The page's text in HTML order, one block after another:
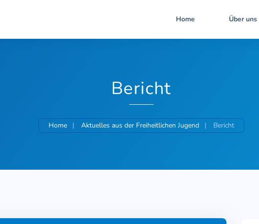
Home Über uns
Bericht
Home Aktuelles aus der Freiheitlichen Jugend Bericht